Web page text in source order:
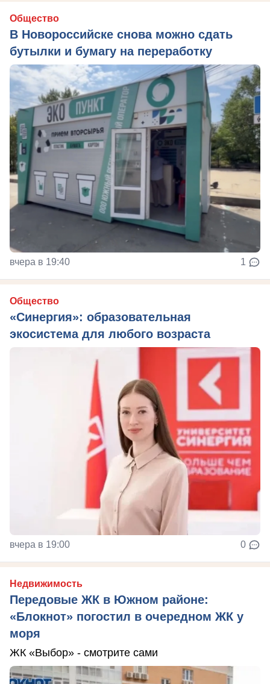
Общество
В Новороссийске снова можно сдать
бутылки и бумагу на переработку
вчера в 19:40 1
Общество
«Синергия»: образовательная
экосистема для любого возраста
вчера в 19:00 0
Недвижимость
Передовые ЖК в Южном районе:
«Блокнот» погостил в очередном ЖК у
моря
ЖК «Выбор» - смотрите сами